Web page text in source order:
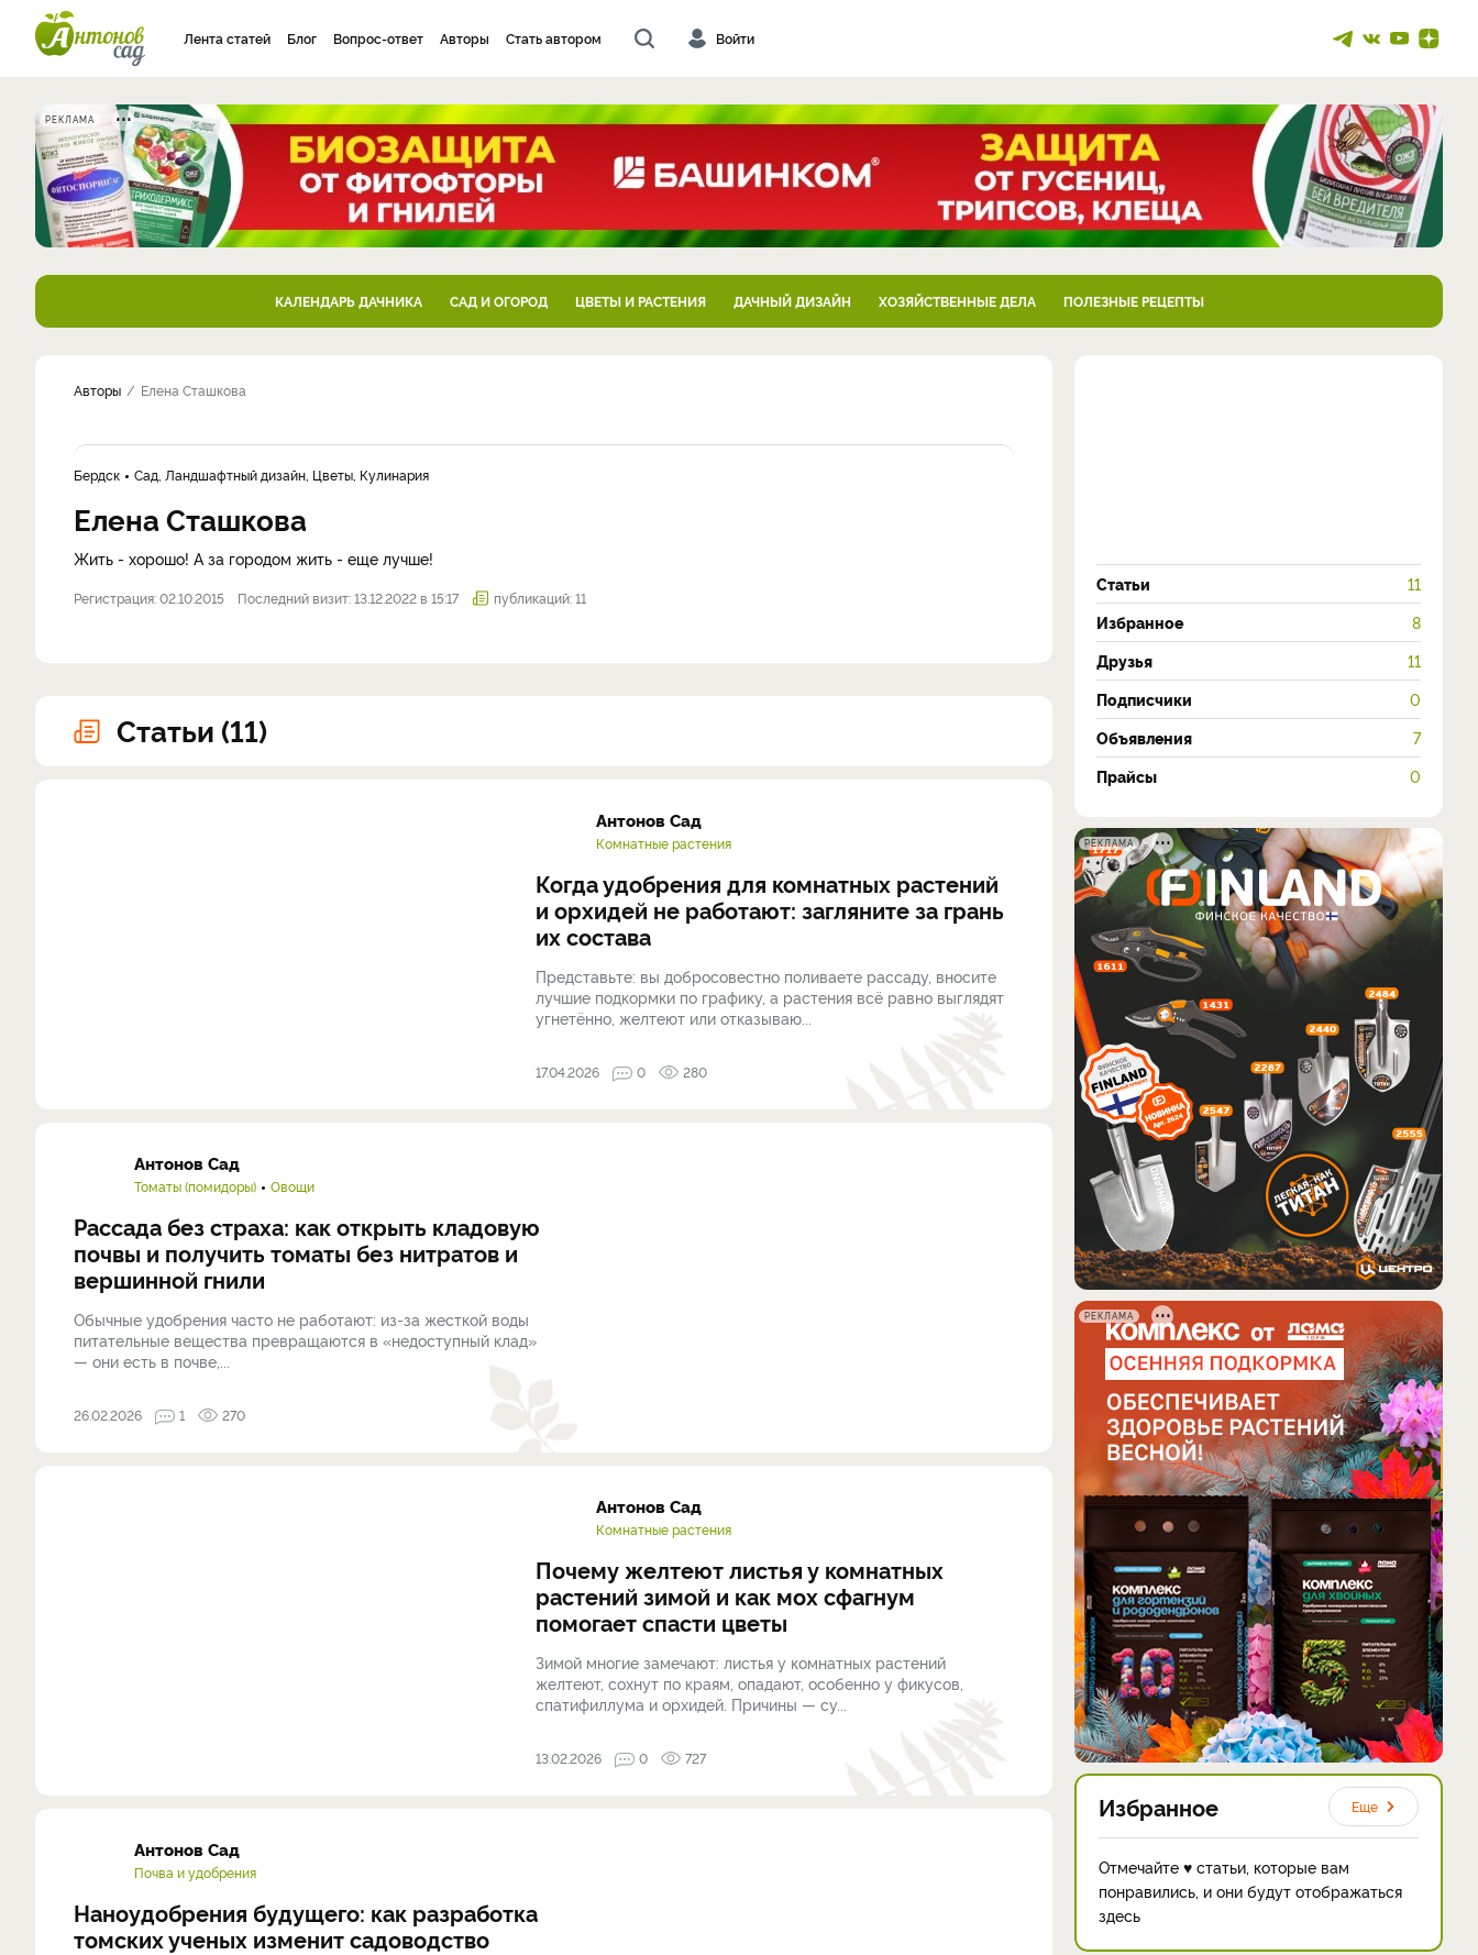
Лента статей Блог Вопрос-ответ Авторы Стать автором Войти
РЕКЛАМА
КАЛЕНДАРЬ ДАЧНИКА САД И ОГОРОД ЦВЕТЫ И РАСТЕНИЯ ДАЧНЫЙ ДИЗАЙН ХОЗЯЙСТВЕННЫЕ ДЕЛА ПОЛЕЗНЫЕ РЕЦЕПТЫ
Авторы Елена Сташкова
Бердск Сад, Ландшафтный дизайн, Цветы, Кулинария
Елена Сташкова
Жить - хорошо! А за городом жить - еще лучше!
Регистрация: 02.10.2015 Последний визит: 13.12.2022 в 15:17 публикаций: 11
Статьи (11)
Антонов Сад
Комнатные растения
Когда удобрения для комнатных растений
и орхидей не работают: загляните за грань
их состава
Представьте: вы добросовестно поливаете рассаду, вносите
лучшие подкормки по графику, а растения всё равно выглядят
угнетённо, желтеют или отказываю...
17.04.2026 0 280
Антонов Сад
Томаты (помидоры) Овощи
Рассада без страха: как открыть кладовую
почвы и получить томаты без нитратов и
вершинной гнили
Обычные удобрения часто не работают: из-за жесткой воды
питательные вещества превращаются в «недоступный клад»
— они есть в почве,...
26.02.2026 1 270
Антонов Сад
Комнатные растения
Почему желтеют листья у комнатных
растений зимой и как мох сфагнум
помогает спасти цветы
Зимой многие замечают: листья у комнатных растений
желтеют, сохнут по краям, опадают, особенно у фикусов,
спатифиллума и орхидей. Причины — су...
13.02.2026 0 727
Антонов Сад
Почва и удобрения
Наноудобрения будущего: как разработка
томских ученых изменит садоводство
Статьи 11
Избранное 8
Друзья 11
Подписчики 0
Объявления 7
Прайсы 0
РЕКЛАМА
РЕКЛАМА
Избранное Еще
Отмечайте ♥ статьи, которые вам
понравились, и они будут отображаться
здесь